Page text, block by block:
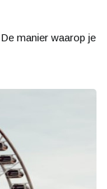
manier waarop je